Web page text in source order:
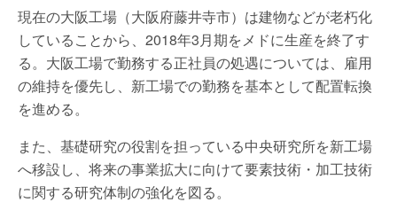
現在の大阪工場（大阪府藤井寺市）は建物などが老朽化
していることから、2018年3月期をメドに生産を終了す
る。大阪工場で勤務する正社員の処遇については、雇用
の維持を優先し、新工場での勤務を基本として配置転換
を進める。
また、基礎研究の役割を担っている中央研究所を新工場
へ移設し、将来の事業拡大に向けて要素技術・加工技術
に関する研究体制の強化を図る。